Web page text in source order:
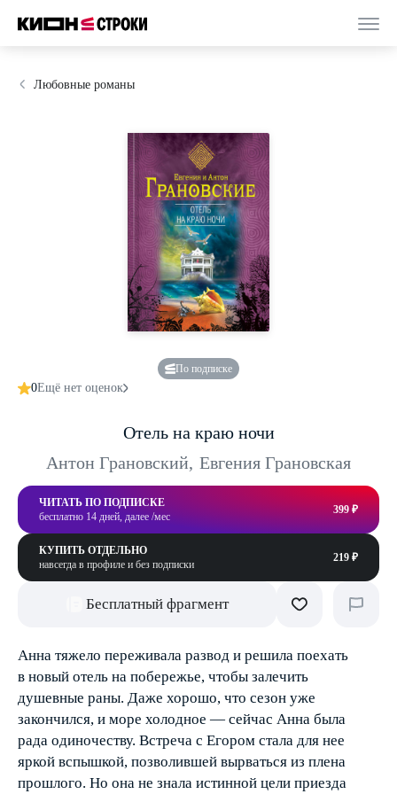
Любовные романы
По подписке
0Ещё нет оценок
Отель на краю ночи
Антон Грановский, Евгения Грановская
ЧИТАТЬ ПО ПОДПИСКЕ
бесплатно 14 дней, далее /мес
399 ₽
КУПИТЬ ОТДЕЛЬНО
навсегда в профиле и без подписки
219 ₽
Бесплатный фрагмент
Анна тяжело переживала развод и решила поехать
в новый отель на побережье, чтобы залечить
душевные раны. Даже хорошо, что сезон уже
закончился, и море холодное — сейчас Анна была
рада одиночеству. Встреча с Егором стала для нее
яркой вспышкой, позволившей вырваться из плена
прошлого. Но она не знала истинной цели приезда